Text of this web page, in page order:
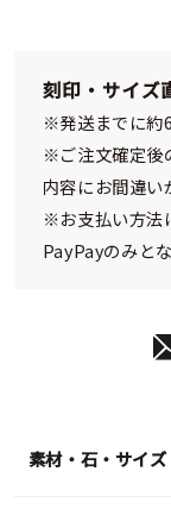
刻印・サイズ
※発送までに約
※ご注文確定後
内容にお間違い
※お支払い方法
PayPayのみとな
素材・石・サイ